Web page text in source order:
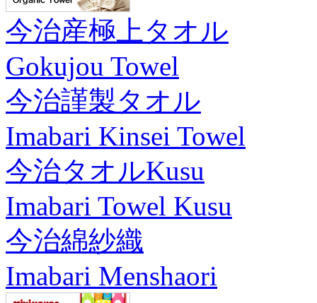
今治産極上タオル
Gokujou Towel
今治謹製タオル
Imabari Kinsei Towel
今治タオルKusu
Imabari Towel Kusu
今治綿紗織
Imabari Menshaori